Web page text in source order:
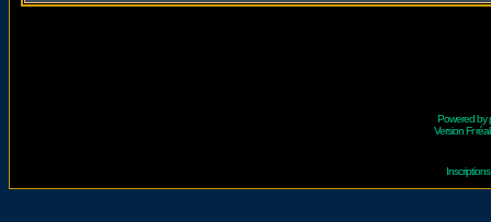
Powered by
Version Fr